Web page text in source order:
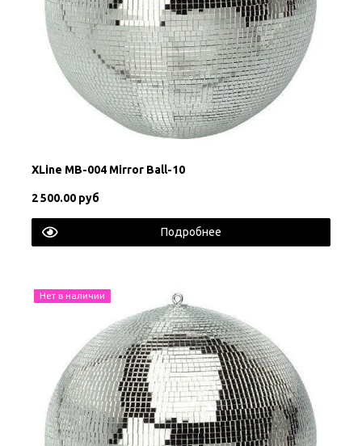
XLine MB-004 Mirror Ball-10
2 500.00 руб
Подробнее
Нет в наличии